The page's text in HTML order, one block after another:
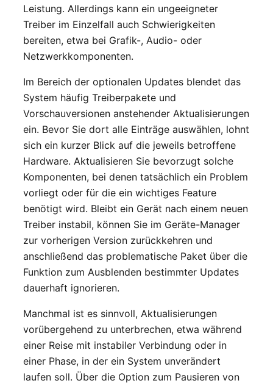
Leistung. Allerdings kann ein ungeeigneter
Treiber im Einzelfall auch Schwierigkeiten
bereiten, etwa bei Grafik-, Audio- oder
Netzwerkkomponenten.
Im Bereich der optionalen Updates blendet das
System häufig Treiberpakete und
Vorschauversionen anstehender Aktualisierungen
ein. Bevor Sie dort alle Einträge auswählen, lohnt
sich ein kurzer Blick auf die jeweils betroffene
Hardware. Aktualisieren Sie bevorzugt solche
Komponenten, bei denen tatsächlich ein Problem
vorliegt oder für die ein wichtiges Feature
benötigt wird. Bleibt ein Gerät nach einem neuen
Treiber instabil, können Sie im Geräte-Manager
zur vorherigen Version zurückkehren und
anschließend das problematische Paket über die
Funktion zum Ausblenden bestimmter Updates
dauerhaft ignorieren.
Manchmal ist es sinnvoll, Aktualisierungen
vorübergehend zu unterbrechen, etwa während
einer Reise mit instabiler Verbindung oder in
einer Phase, in der ein System unverändert
laufen soll. Über die Option zum Pausieren von